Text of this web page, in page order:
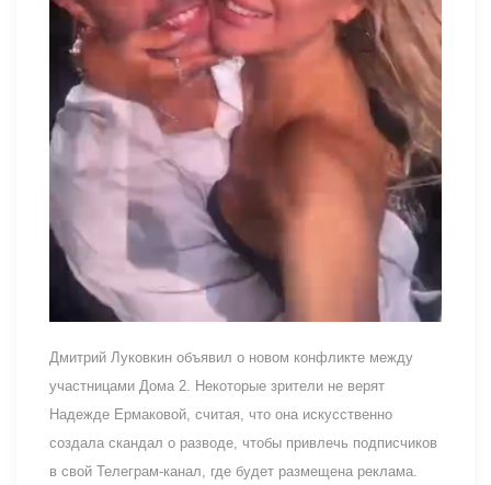
Дмитрий Луковкин объявил о новом конфликте между
участницами Дома 2. Некоторые зрители не верят
Надежде Ермаковой, считая, что она искусственно
создала скандал о разводе, чтобы привлечь подписчиков
в свой Телеграм-канал, где будет размещена реклама.